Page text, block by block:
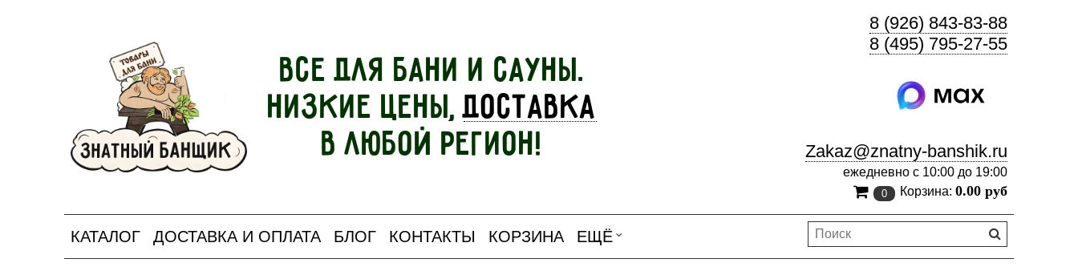
Все для бани и сауны.
Низкие цены,доставка
в любой регион!
8 (926) 843-83-88
8 (495) 795-27-55
Zakaz@znatny-banshik.ru
ежедневно с 10:00 до 19:00
0 Корзина: 0.00 руб
КАТАЛОГ ДОСТАВКА И ОПЛАТА БЛОГ КОНТАКТЫ КОРЗИНА ЕЩЁ